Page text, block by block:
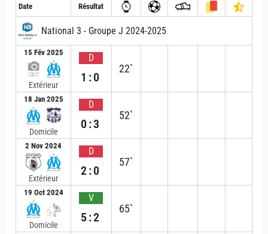
Date Résultat
National 3 - Groupe J 2024-2025
15 Fév 2025
Extérieur
D
1:0
22`
18 Jan 2025
Domicile
D
0:3
52`
2 Nov 2024
Extérieur
D
2:0
57`
19 Oct 2024
Domicile
V
5:2
65`